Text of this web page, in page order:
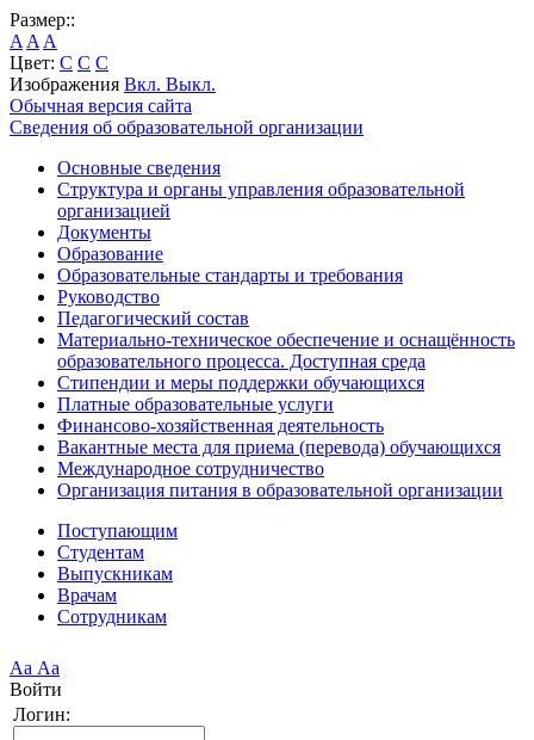
Размер::
A A A
Цвет: C C C
Изображения Вкл. Выкл.
Обычная версия сайта
Сведения об образовательной организации
Основные сведения
Структура и органы управления образовательной
организацией
Документы
Образование
Образовательные стандарты и требования
Руководство
Педагогический состав
Материально-техническое обеспечение и оснащённость
образовательного процесса. Доступная среда
Стипендии и меры поддержки обучающихся
Платные образовательные услуги
Финансово-хозяйственная деятельность
Вакантные места для приема (перевода) обучающихся
Международное сотрудничество
Организация питания в образовательной организации
Поступающим
Студентам
Выпускникам
Врачам
Сотрудникам
Аа Аа
Войти
Логин: